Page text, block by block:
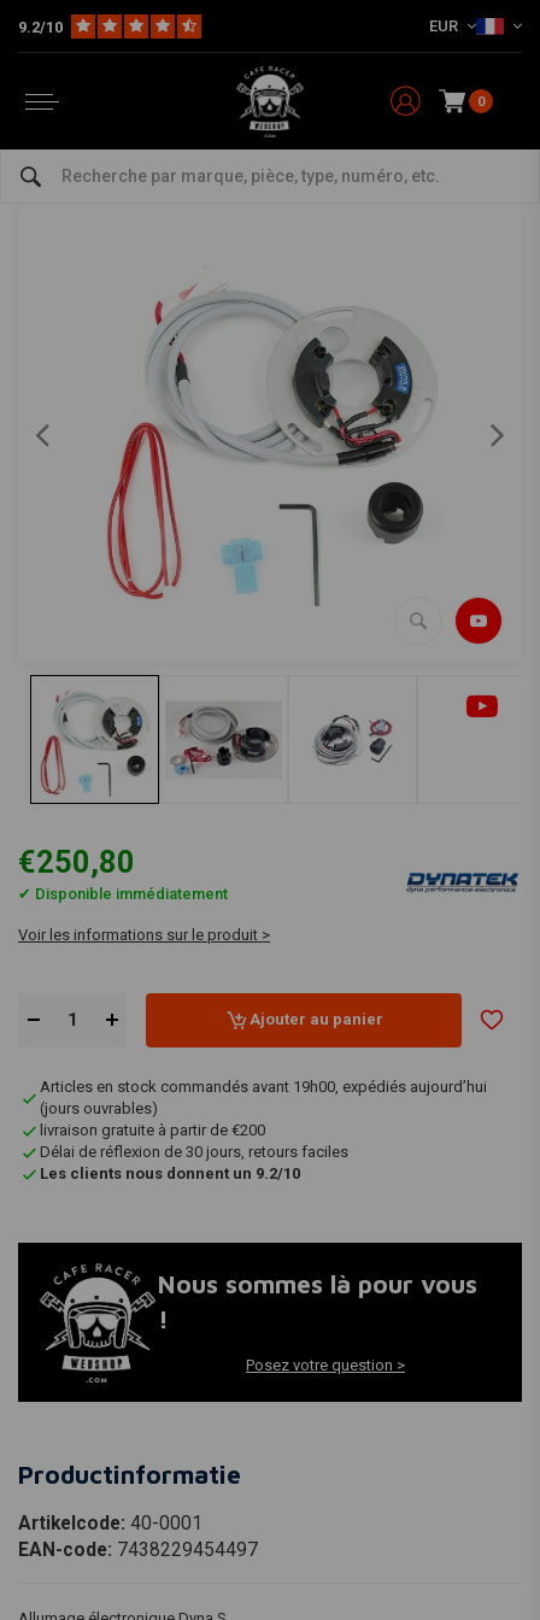
9.2/10 EUR
0
The Workshop Allumage électronique Dyna S DS3-1 GS550 GS750
bekijk alles van Dynatek
Allumage électronique Dyna S DS3-1 GS550
5/5 (4 reviews)
€250,80
✔ Disponible immédiatement
Voir les informations sur le produit >
Ajouter au panier
Articles en stock commandés avant 19h00, expédiés aujourd’hui
(jours ouvrables)
livraison gratuite à partir de €200
Délai de réflexion de 30 jours, retours faciles
Les clients nous donnent un 9.2/10
Nous sommes là pour vous
!
Posez votre question >
Productinformatie
Artikelcode: 40-0001
EAN-code: 7438229454497